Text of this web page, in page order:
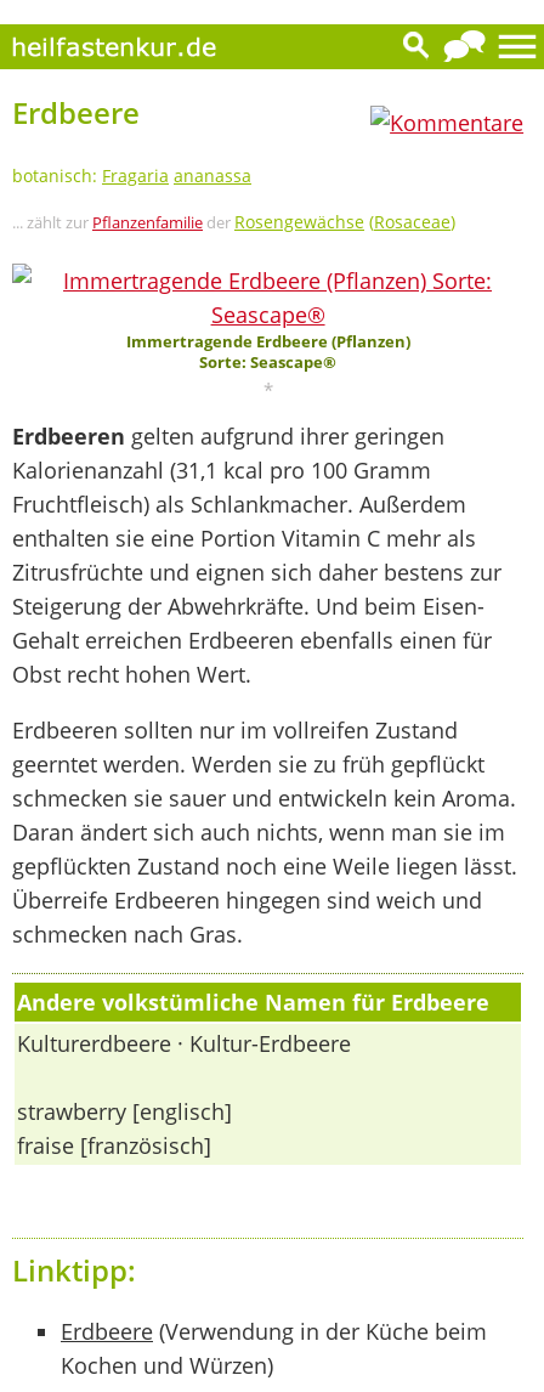
Erdbeere
botanisch: Fragaria ananassa
... zählt zur Pflanzenfamilie der Rosengewächse (Rosaceae)
Immertragende Erdbeere (Pflanzen)
Sorte: Seascape®
*
Erdbeeren gelten aufgrund ihrer geringen
Kalorienanzahl (31,1 kcal pro 100 Gramm
Fruchtfleisch) als Schlankmacher. Außerdem
enthalten sie eine Portion Vitamin C mehr als
Zitrusfrüchte und eignen sich daher bestens zur
Steigerung der Abwehrkräfte. Und beim Eisen-
Gehalt erreichen Erdbeeren ebenfalls einen für
Obst recht hohen Wert.
Erdbeeren sollten nur im vollreifen Zustand
geerntet werden. Werden sie zu früh gepflückt
schmecken sie sauer und entwickeln kein Aroma.
Daran ändert sich auch nichts, wenn man sie im
gepflückten Zustand noch eine Weile liegen lässt.
Überreife Erdbeeren hingegen sind weich und
schmecken nach Gras.
Andere volkstümliche Namen für Erdbeere
Kulturerdbeere · Kultur-Erdbeere
strawberry [englisch]
fraise [französisch]
Linktipp:
Erdbeere (Verwendung in der Küche beim
Kochen und Würzen)